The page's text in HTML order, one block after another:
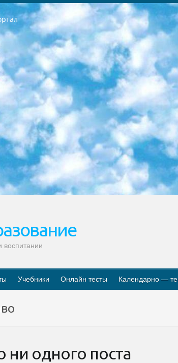
материалов на все языки обучения подать в Республиканский образовательный центр для изготовления; варианты экзаменов на основе разработанных контрольных материалов пусть будут поставлены задачи формирования. 3. Республиканский образовательный центр (Ш.Худайкулов) до 5 апреля 2024 года. до: база данных предоставленных экзаменационных материалов на все языки обучения перевод и экспертиза; для слепых, слабовидящих, глухих, слабослышащих и умственно отсталых детей учащиеся выпускных классов специализированных школ и школ-интернатов база данных экзаменационных материалов на всех преподаваемых языках подготовка критериев оценки; специализированные школы для умственно отсталых детей и технологии для учащихся выпускных классов школ-интернатов разработка соответствующих рекомендаций и критериев проведения ЕГЭ по естествознанию давать задания. 4. Педагогический при специализированных образовательных учреждениях. Научно-практический центр навыков и международной оценки (Д.Давидова), Республика образовательный центр (Худайкулов Ш.) итоговый государственный аттестационный экзамен ориентирован на творческое и логическое мышление при подготовке базы материалов учитывать введение заданий. 5. Следует отметить, что: сертификат государственного образца о знании общеобразовательного предмета и как минимум национальный уровень B1 по предметам на иностранных языках, указанным в Приложении 2. или международно признанный сертификат эквивалентного уровня студенты, изучающие определенный предмет, освобождаются от экзамена; по соответствующим предметам запланирована итоговая государственная аттестация за день до дня, путем жеребьевки Рабочей группой (в письменной форме по предметам, проводимым в форме) из числа сформированных вариантов выбрано 2 варианта; 2 выбранных варианта экзамена анонсированы на официальном сайте министерства и все выпускники по всей стране на основе этих вариантов проводит итоговую государственную аттестацию. 6. Государственное образование учащихся средних общеобразовательных учреждений. знания в соответствии с квалификационными требованиями, которые необходимо приобрести на основании стандартов итоговый (выпускной) контроль для 9 и 11 классов в целях тестирования Экзамены (далее – экзамены) состоят из предметов, перечисленных в приложении 1. будет сделано. 7. Экзамены пройдут с 26 мая по 15 июня 2024 г. (кроме науки физического воспитания). 8. Физическая для учащихся 9 классов общесредних образовательных учреждений. Экзамены по предмету «Образование, квалификация медицина» 1-6 мая 2024 года. сотрудники перевести под присмотр (с отклонениями в физическом или умственном развитии) специализированная школа для детей, школы-интернаты и со сколиозом школы-интернаты санаторного типа для больных детей исключены). 9. Он был слепым, слабовидящим и имел нарушения опорно-двигательного аппарата. экзамены в специализированных школах и интернатах для детей должны проводиться исходя из требований, предъявляемых к общеобразовательным учреждениям (физкультура кроме науки). 10. Специализированная школа для глухих и слабослышащих детей. и экзамены в интернатах и быть реализован в виде письменного теста по математике. 11. Специальность для умственно отсталых детей. Для 9 класса Родной язык и литературное письмо Государственный язык (язык обучения – узбекский). для неклассов) написано Математическое письмо Письменная/устная история Узбекистана Физическое воспитание практично Итоговый контроль Для 11 класса Написание родного языка и
воспитании
Учебники Онлайн тесты Календарно —
ни одного поста